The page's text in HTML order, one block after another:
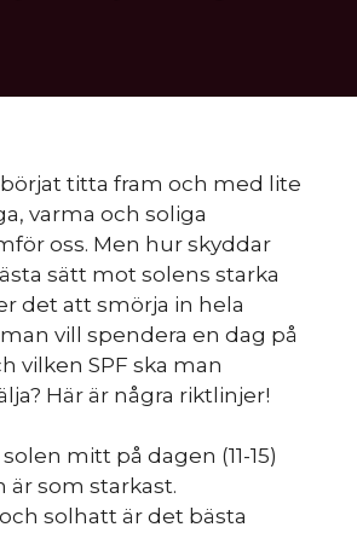
titta fram och med lite
varma och soliga
oss. Men hur skyddar
sätt mot solens starka
det att smörja in hela
vill spendera en dag på
vilken SPF ska man
Här är några riktlinjer!
mitt på dagen (11-15)
är som starkast.
solhatt är det bästa